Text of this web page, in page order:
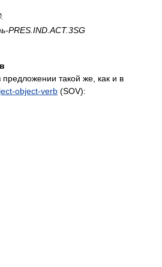
PRES.IND.ACT.3SG
такой же, как и в
object-verb (SOV):